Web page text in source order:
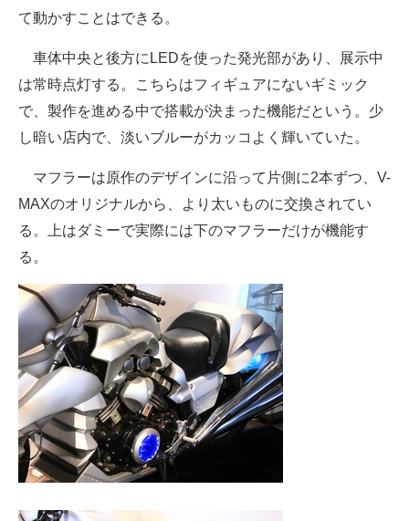
て動かすことはできる。
車体中央と後方にLEDを使った発光部があり、展示中
は常時点灯する。こちらはフィギュアにないギミック
で、製作を進める中で搭載が決まった機能だという。少
し暗い店内で、淡いブルーがカッコよく輝いていた。
マフラーは原作のデザインに沿って片側に2本ずつ、V-
MAXのオリジナルから、より太いものに交換されてい
る。上はダミーで実際には下のマフラーだけが機能す
る。